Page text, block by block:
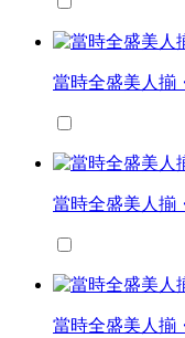
當時全盛美人揃
當時全盛美人揃
當時全盛美人揃